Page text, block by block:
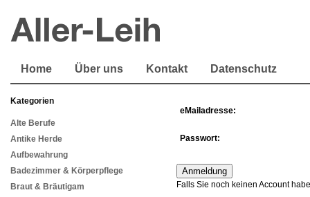
Home Über uns Kontakt Datenschutz
Kategorien
Alte Berufe
Antike Herde
Aufbewahrung
Badezimmer & Körperpflege
Braut & Bräutigam
eMailadresse:
Passwort:
Falls Sie noch keinen Account